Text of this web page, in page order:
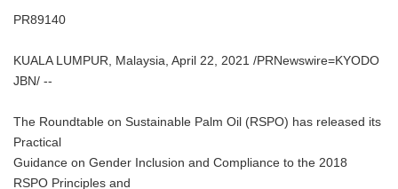
PR89140
KUALA LUMPUR, Malaysia, April 22, 2021 /PRNewswire=KYODO
JBN/ --
The Roundtable on Sustainable Palm Oil (RSPO) has released its
Practical
Guidance on Gender Inclusion and Compliance to the 2018
RSPO Principles and